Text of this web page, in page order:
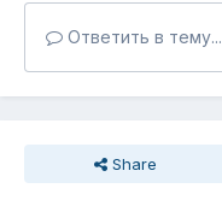
Ответить в тему...
Share